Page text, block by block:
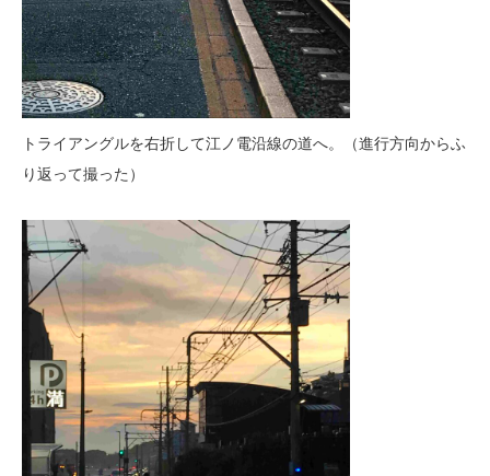
トライアングルを右折して江ノ電沿線の道へ。（進行方向からふ
り返って撮った）